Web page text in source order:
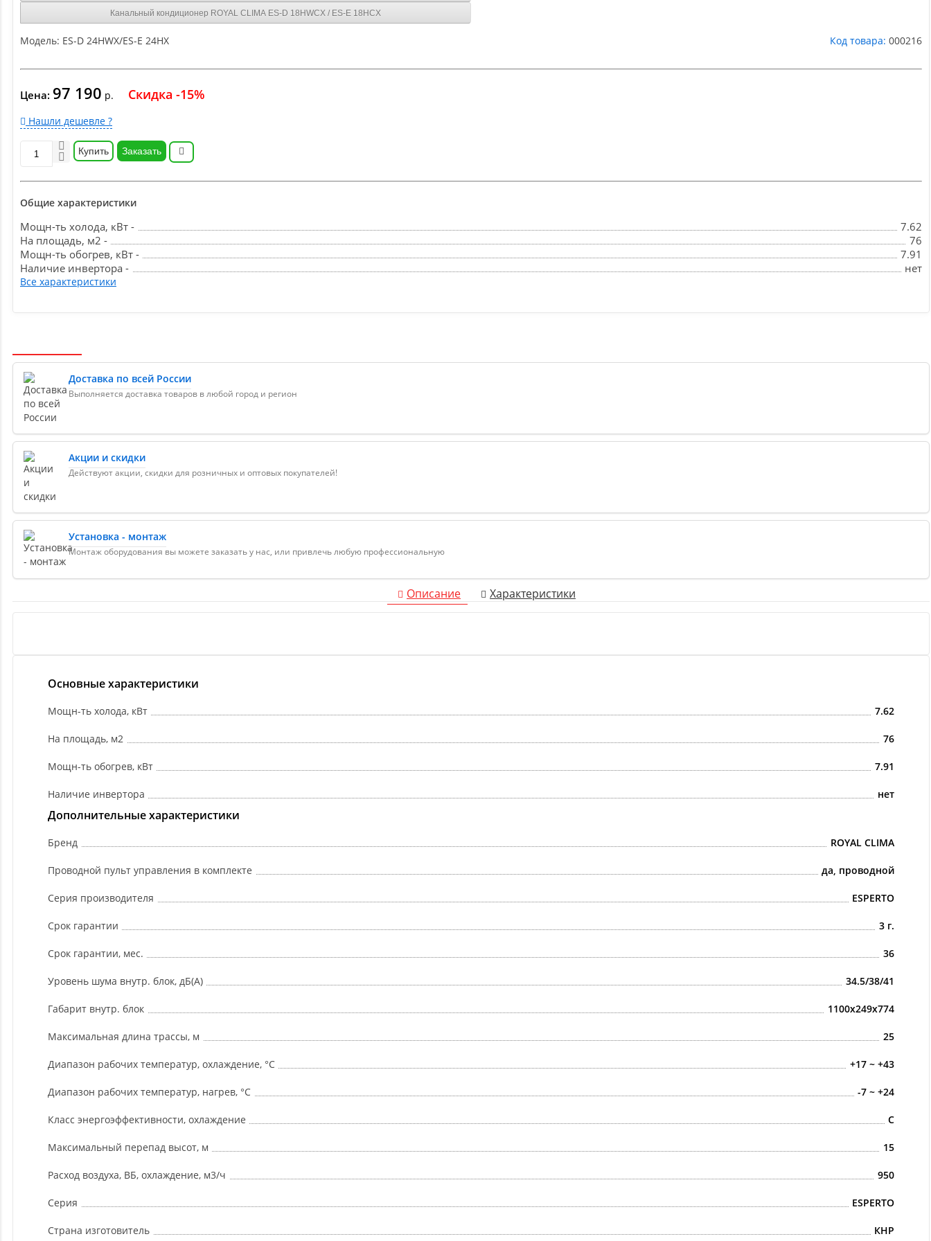
Канальный кондиционер ROYAL CLIMA ES-D 18HWCX / ES-E 18HСX
Модель: ES-D 24HWX/ES-E 24HX Код товара: 000216
Цена: 97 190 р. Скидка -15%
Нашли дешевле ?
Купить Заказать
Общие характеристики
Мощн-ть холода, кВт -
7.62
На площадь, м2 -
76
Мощн-ть обогрев, кВт -
7.91
Наличие инвертора -
нет
Все характеристики
Доставка по всей России
Выполняется доставка товаров в любой город и регион
Акции и скидки
Действуют акции, скидки для розничных и оптовых покупателей!
Установка - монтаж
Монтаж оборудования вы можете заказать у нас, или привлечь любую профессиональную
Описание Характеристики
Основные характеристики
Мощн-ть холода, кВт 7.62
На площадь, м2 76
Мощн-ть обогрев, кВт 7.91
Наличие инвертора нет
Дополнительные характеристики
Бренд ROYAL CLIMA
Проводной пульт управления в комплекте да, проводной
Серия производителя ESPERTO
Срок гарантии 3 г.
Срок гарантии, мес. 36
Уровень шума внутр. блок, дБ(А) 34.5/38/41
Габарит внутр. блок 1100x249x774
Максимальная длина трассы, м 25
Диапазон рабочих температур, охлаждение, °C +17 ~ +43
Диапазон рабочих температур, нагрев, °C -7 ~ +24
Класс энергоэффективности, охлаждение С
Максимальный перепад высот, м 15
Расход воздуха, ВБ, охлаждение, м3/ч 950
Серия ESPERTO
Страна изготовитель КНР